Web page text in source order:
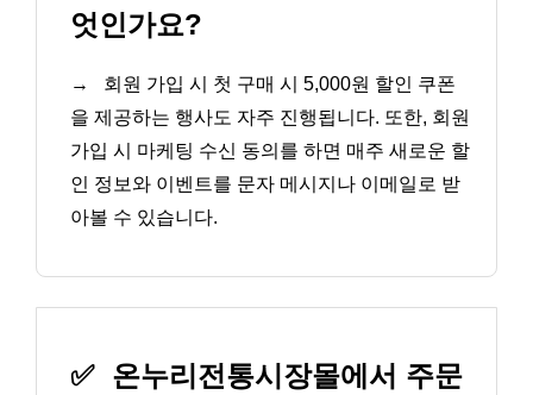
엇인가요?
→
회원 가입 시 첫 구매 시 5,000원 할인 쿠폰
을 제공하는 행사도 자주 진행됩니다. 또한, 회원
가입 시 마케팅 수신 동의를 하면 매주 새로운 할
인 정보와 이벤트를 문자 메시지나 이메일로 받
아볼 수 있습니다.
✅ 온누리전통시장몰에서 주문